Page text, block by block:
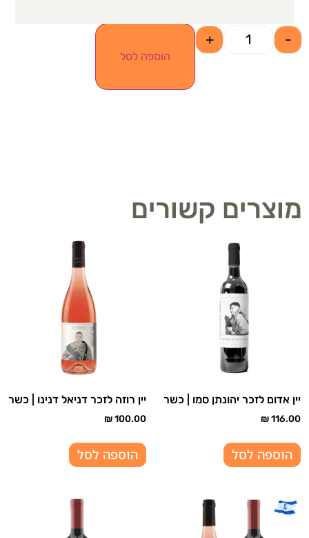
-
+
הוספה לסל
מוצרים קשורים
יין אדום לזכר יהונתן סמו | כשר
₪116.00
הוספה לסל
יין רוזה לזכר דניאל דנינו | כשר
₪100.00
הוספה לסל